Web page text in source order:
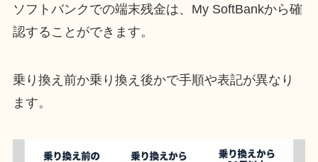
ソフトバンクでの端末残金は、My SoftBankから確
認することができます。
乗り換え前か乗り換え後かで手順や表記が異なり
ます。